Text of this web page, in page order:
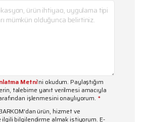
Metni’ni okudum. Paylaştığım
talebime yanıt verilmesi amacıyla
işlenmesini onaylıyorum. *
ürün, hizmet ve
ilgili bilgilendirme almak istiyorum. E-